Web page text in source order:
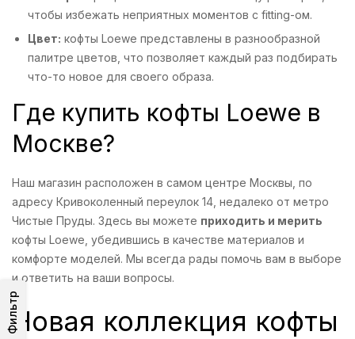
Фильтр
чтобы избежать неприятных моментов с fitting-ом.
Цвет: кофты Loewe представлены в разнообразной
палитре цветов, что позволяет каждый раз подбирать
что-то новое для своего образа.
Где купить кофты Loewe в
Москве?
Наш магазин расположен в самом центре Москвы, по
адресу Кривоколенный переулок 14, недалеко от метро
Чистые Пруды. Здесь вы можете приходить и мерить
кофты Loewe, убедившись в качестве материалов и
комфорте моделей. Мы всегда рады помочь вам в выборе
и ответить на ваши вопросы.
Новая коллекция кофты